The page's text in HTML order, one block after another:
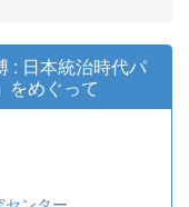
: 日本統治時代パ
をめぐって